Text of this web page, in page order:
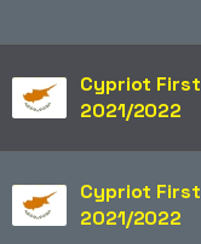
Cypriot First Division
2021/2022
Cypriot First Division
2021/2022